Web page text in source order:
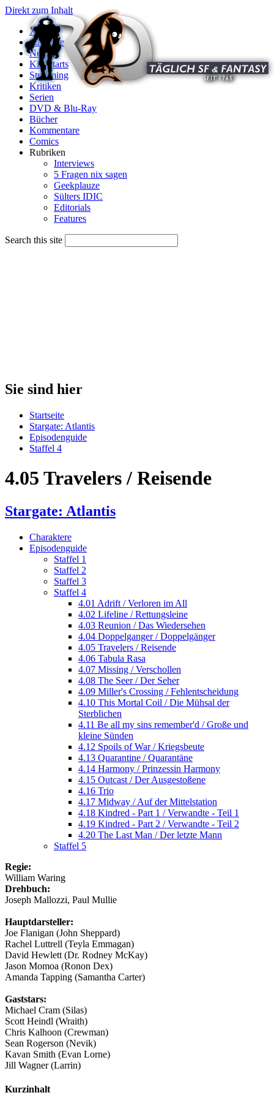
Direkt zum Inhalt
X
Startseite
News
Kinostarts
Streaming
Kritiken
Serien
DVD & Blu-Ray
Bücher
Kommentare
Comics
Rubriken
Interviews
5 Fragen nix sagen
Geekplauze
Sülters IDIC
Editorials
Features
Search this site
Sie sind hier
Startseite
Stargate: Atlantis
Episodenguide
Staffel 4
4.05 Travelers / Reisende
Stargate: Atlantis
Charaktere
Episodenguide
Staffel 1
Staffel 2
Staffel 3
Staffel 4
4.01 Adrift / Verloren im All
4.02 Lifeline / Rettungsleine
4.03 Reunion / Das Wiedersehen
4.04 Doppelganger / Doppelgänger
4.05 Travelers / Reisende
4.06 Tabula Rasa
4.07 Missing / Verschollen
4.08 The Seer / Der Seher
4.09 Miller's Crossing / Fehlentscheidung
4.10 This Mortal Coil / Die Mühsal der
Sterblichen
4.11 Be all my sins remember'd / Große und
kleine Sünden
4.12 Spoils of War / Kriegsbeute
4.13 Quarantine / Quarantäne
4.14 Harmony / Prinzessin Harmony
4.15 Outcast / Der Ausgestoßene
4.16 Trio
4.17 Midway / Auf der Mittelstation
4.18 Kindred - Part 1 / Verwandte - Teil 1
4.19 Kindred - Part 2 / Verwandte - Teil 2
4.20 The Last Man / Der letzte Mann
Staffel 5
Regie:
William Waring
Drehbuch:
Joseph Mallozzi, Paul Mullie
Hauptdarsteller:
Joe Flanigan (John Sheppard)
Rachel Luttrell (Teyla Emmagan)
David Hewlett (Dr. Rodney McKay)
Jason Momoa (Ronon Dex)
Amanda Tapping (Samantha Carter)
Gaststars:
Michael Cram (Silas)
Scott Heindl (Wraith)
Chris Kalhoon (Crewman)
Sean Rogerson (Nevik)
Kavan Smith (Evan Lorne)
Jill Wagner (Larrin)
Kurzinhalt